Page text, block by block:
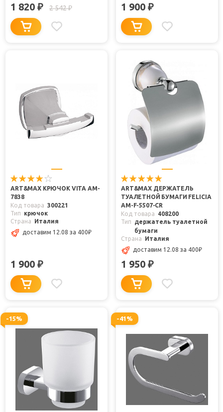
1 820 ₽ 2 542₽ 1 900 ₽
ART&MAX КРЮЧОК VITA AM-
7838
Код товара 300221
Тип
крючок
Страна
Италия
доставим 12.08 за 400₽
1 900 ₽
ART&MAX ДЕРЖАТЕЛЬ
ТУАЛЕТНОЙ БУМАГИ FELICIA
AM-F-5507-CR
Код товара
408200
Тип
держатель туалетной
бумаги
Страна
Италия
доставим 12.08 за 400₽
1 950 ₽
-15% -41%